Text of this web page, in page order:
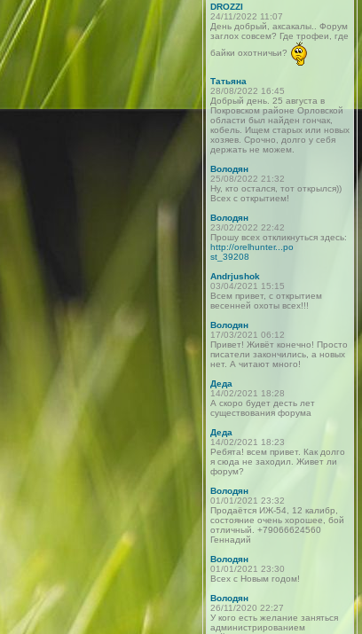
DROZZI
24/11/2022 11:07
День добрый, аксакалы.. Форум
заглох совсем? Где трофеи, где
байки охотничьи?
Татьяна
28/08/2022 16:45
Добрый день. 25 августа в
Покровском районе Орловской
области был найден гончак,
кобель. Ищем старых или новых
хозяев. Срочно, долго у себя
держать не можем.
Володян
25/08/2022 21:32
Ну, кто остался, тот открылся))
Всех с открытием!
Володян
23/02/2022 22:42
Прошу всех откликнуться здесь:
http://orelhunter...po
st_39208
Andrjushok
03/04/2021 15:15
Всем привет, с открытием
весенней охоты всех!!!
Володян
17/03/2021 06:12
Привет! Живёт конечно! Просто
писатели закончились, а новых
нет. А читают много!
Деда
14/02/2021 18:28
А скоро будет десть лет
существования форума
Деда
14/02/2021 18:23
Ребята! всем привет. Как долго
я сюда не заходил. Живет ли
форум?
Володян
01/01/2021 23:32
Продаётся ИЖ-54, 12 калибр,
состояние очень хорошее, бой
отличный. +79066624560
Геннадий
Володян
01/01/2021 23:30
Всех с Новым годом!
Володян
26/11/2020 22:27
У кого есть желание заняться
администрированием